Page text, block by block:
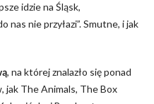
idzie na Śląsk,
nas nie przyłazi”. Smutne, i jak
, na której znalazło się ponad
jak The Animals, The Box